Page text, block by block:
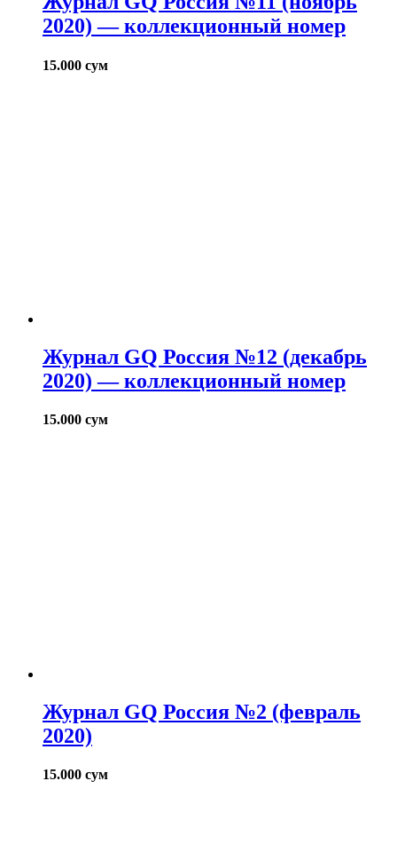
2020) — коллекционный номер
15.000 сум
Журнал GQ Россия №12 (декабрь
2020) — коллекционный номер
15.000 сум
Журнал GQ Россия №2 (февраль
2020)
15.000 сум